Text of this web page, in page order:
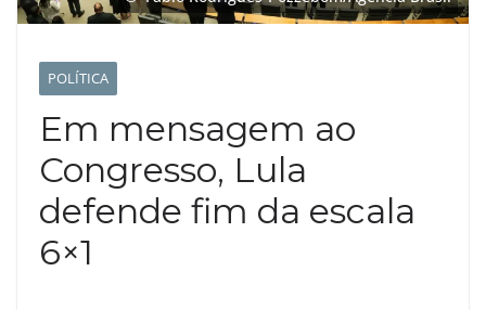
POLÍTICA
Em mensagem ao
Congresso, Lula
defende fim da escala
6×1